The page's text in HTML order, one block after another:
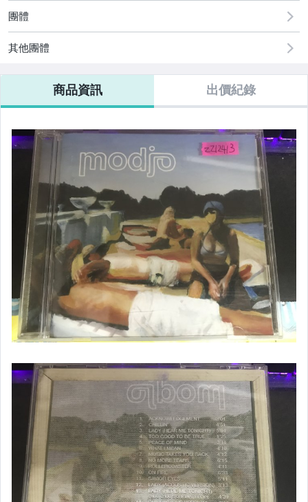
團體
其他團體
商品資訊 出價紀錄